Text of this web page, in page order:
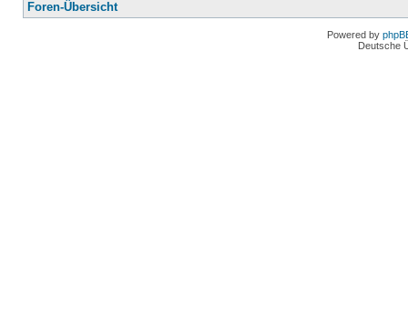
Foren-Übersicht
Powered by
Deutsche